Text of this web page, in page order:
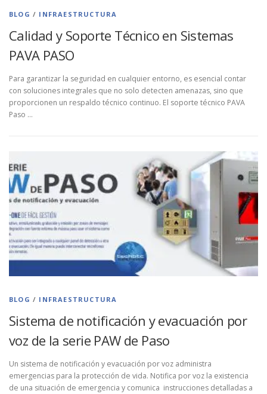
BLOG / INFRAESTRUCTURA
Calidad y Soporte Técnico en Sistemas
PAVA PASO
Para garantizar la seguridad en cualquier entorno, es esencial contar
con soluciones integrales que no solo detecten amenazas, sino que
proporcionen un respaldo técnico continuo. El soporte técnico PAVA
Paso …
BLOG / INFRAESTRUCTURA
Sistema de notificación y evacuación por
voz de la serie PAW de Paso
Un sistema de notificación y evacuación por voz administra
emergencias para la protección de vida. Notifica por voz la existencia
de una situación de emergencia y comunica instrucciones detalladas a